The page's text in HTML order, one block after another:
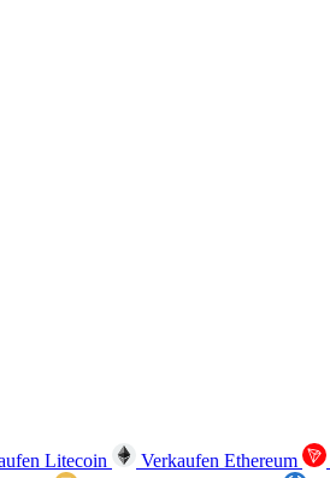
Litecoin Verkaufen Ethereum